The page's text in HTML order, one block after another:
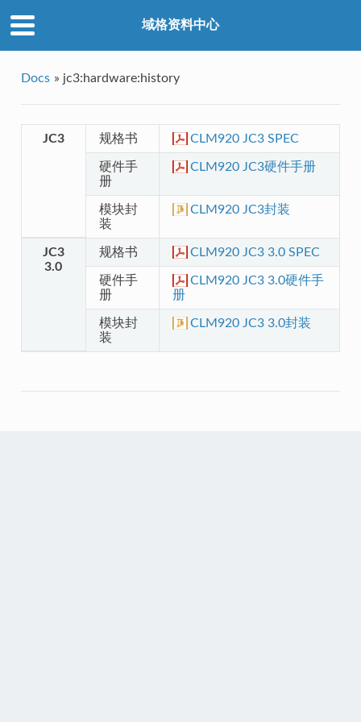
域格资料中心
Docs » jc3:hardware:history
JC3 规格书 CLM920 JC3 SPEC
硬件手
册
CLM920 JC3硬件手册
模块封
装
CLM920 JC3封装
JC3
3.0
规格书 CLM920 JC3 3.0 SPEC
硬件手
册
CLM920 JC3 3.0硬件手
册
模块封
装
CLM920 JC3 3.0封装